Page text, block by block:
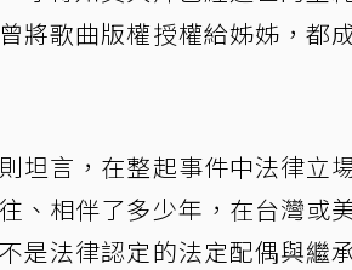
將歌曲版權授權給姊姊，都
坦言，在整起事件中法律立
、相伴了多少年，在台灣或
是法律認定的法定配偶與繼